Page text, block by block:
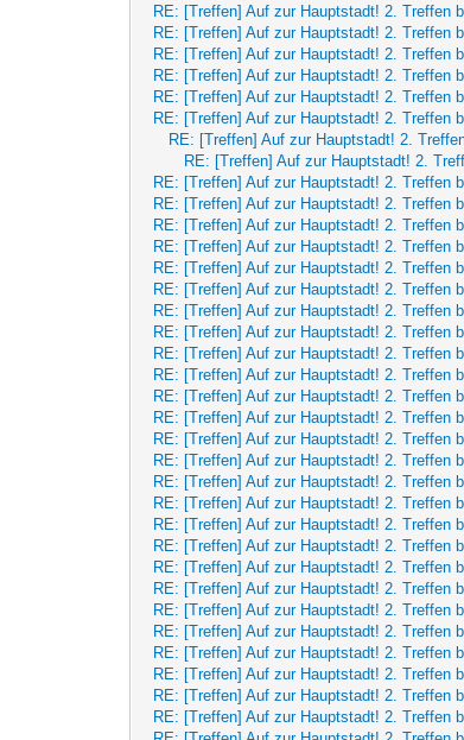
RE: [Treffen] Auf zur Hauptstadt! 2. Treffen
RE: [Treffen] Auf zur Hauptstadt! 2. Treffen
RE: [Treffen] Auf zur Hauptstadt! 2. Treffen
RE: [Treffen] Auf zur Hauptstadt! 2. Treffen
RE: [Treffen] Auf zur Hauptstadt! 2. Treffen
RE: [Treffen] Auf zur Hauptstadt! 2. Treffen
RE: [Treffen] Auf zur Hauptstadt! 2.
RE: [Treffen] Auf zur Hauptstadt! 2.
RE: [Treffen] Auf zur Hauptstadt! 2. Treffen
RE: [Treffen] Auf zur Hauptstadt! 2. Treffen
RE: [Treffen] Auf zur Hauptstadt! 2. Treffen
RE: [Treffen] Auf zur Hauptstadt! 2. Treffen
RE: [Treffen] Auf zur Hauptstadt! 2. Treffen
RE: [Treffen] Auf zur Hauptstadt! 2. Treffen
RE: [Treffen] Auf zur Hauptstadt! 2. Treffen
RE: [Treffen] Auf zur Hauptstadt! 2. Treffen
RE: [Treffen] Auf zur Hauptstadt! 2. Treffen
RE: [Treffen] Auf zur Hauptstadt! 2. Treffen
RE: [Treffen] Auf zur Hauptstadt! 2. Treffen
RE: [Treffen] Auf zur Hauptstadt! 2. Treffen
RE: [Treffen] Auf zur Hauptstadt! 2. Treffen
RE: [Treffen] Auf zur Hauptstadt! 2. Treffen
RE: [Treffen] Auf zur Hauptstadt! 2. Treffen
RE: [Treffen] Auf zur Hauptstadt! 2. Treffen
RE: [Treffen] Auf zur Hauptstadt! 2. Treffen
RE: [Treffen] Auf zur Hauptstadt! 2. Treffen
RE: [Treffen] Auf zur Hauptstadt! 2. Treffen
RE: [Treffen] Auf zur Hauptstadt! 2. Treffen
RE: [Treffen] Auf zur Hauptstadt! 2. Treffen
RE: [Treffen] Auf zur Hauptstadt! 2. Treffen
RE: [Treffen] Auf zur Hauptstadt! 2. Treffen
RE: [Treffen] Auf zur Hauptstadt! 2. Treffen
RE: [Treffen] Auf zur Hauptstadt! 2. Treffen
RE: [Treffen] Auf zur Hauptstadt! 2. Treffen